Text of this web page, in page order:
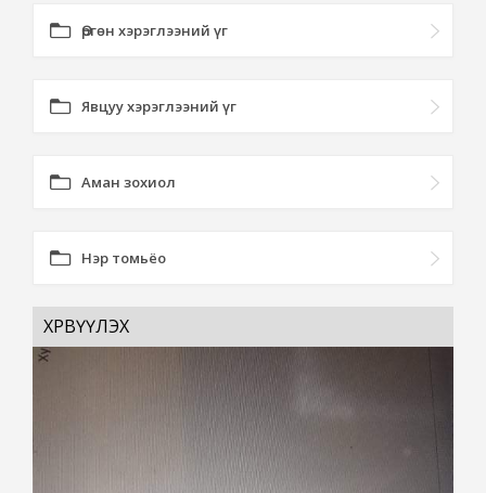
Өргөн хэрэглээний үг
Явцуу хэрэглээний үг
Аман зохиол
Нэр томьёо
ХӨРВҮҮЛЭХ